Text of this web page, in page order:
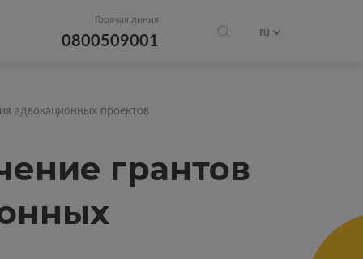
Горячая линия
0800509001 ru
адвокационных проектов
грантов